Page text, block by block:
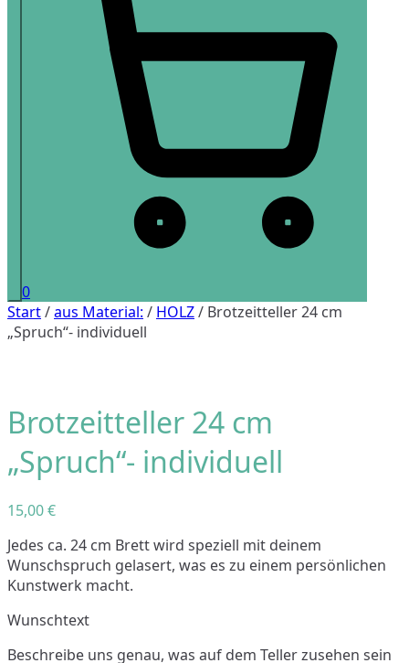
0
Start/aus Material: / HOLZ/ Brotzeitteller 24 cm
„Spruch“- individuell
Brotzeitteller 24 cm
„Spruch“- individuell
15,00€
Jedes ca. 24 cm Brett wird speziell mit deinem
Wunschspruch gelasert, was es zu einem persönlichen
Kunstwerk macht.
Wunschtext
Beschreibe uns genau, was auf dem Teller zusehen sein